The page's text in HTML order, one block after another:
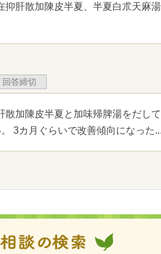
肝散加陳皮半夏、半夏白朮天麻
回答締切
加陳皮半夏と加味帰脾湯をだし
3カ月ぐらいで改善傾向になった